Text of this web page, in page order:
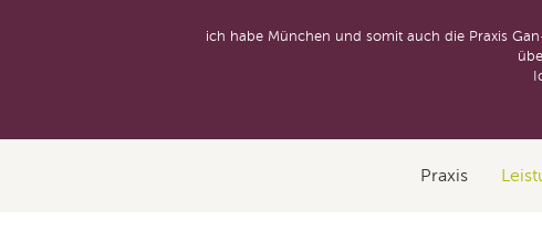
GYN einsteinich habe München und somit auch die Praxis
Praxis